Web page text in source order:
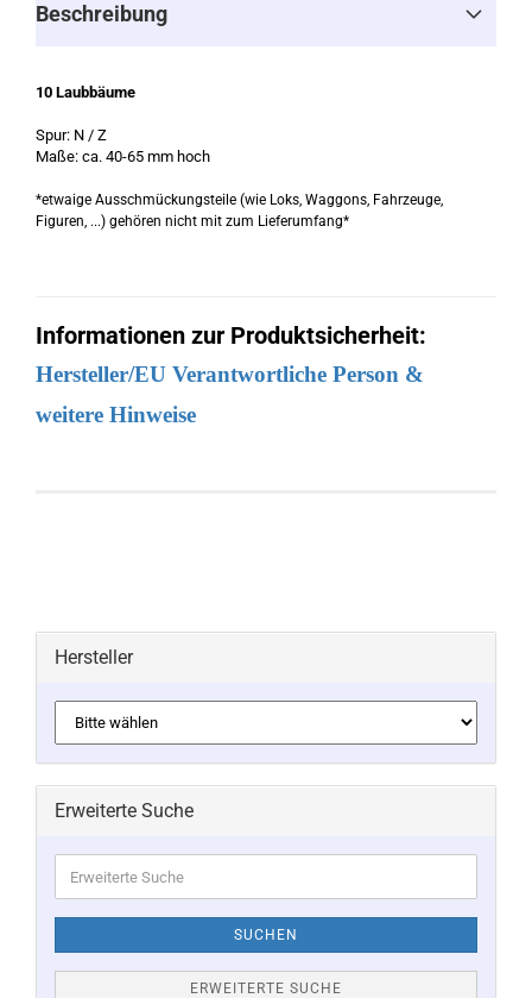
Beschreibung
10 Laubbäume
Spur: N / Z
Maße: ca. 40-65 mm hoch
*etwaige Ausschmückungsteile (wie Loks, Waggons, Fahrzeuge,
Figuren, ...) gehören nicht mit zum Lieferumfang*
Informationen zur Produktsicherheit:
Hersteller/EU Verantwortliche Person &
weitere Hinweise
Hersteller
Erweiterte Suche
Suche
SUCHEN
ERWEITERTE SUCHE